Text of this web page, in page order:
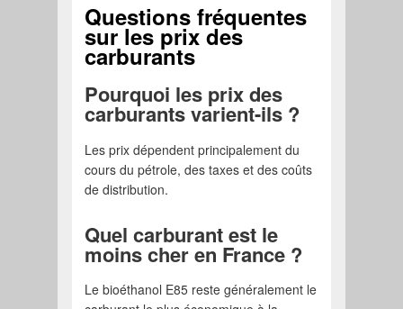
Questions fréquentes
sur les prix des
carburants
Pourquoi les prix des
carburants varient-ils ?
Les prix dépendent principalement du
cours du pétrole, des taxes et des coûts
de distribution.
Quel carburant est le
moins cher en France ?
Le bioéthanol E85 reste généralement le